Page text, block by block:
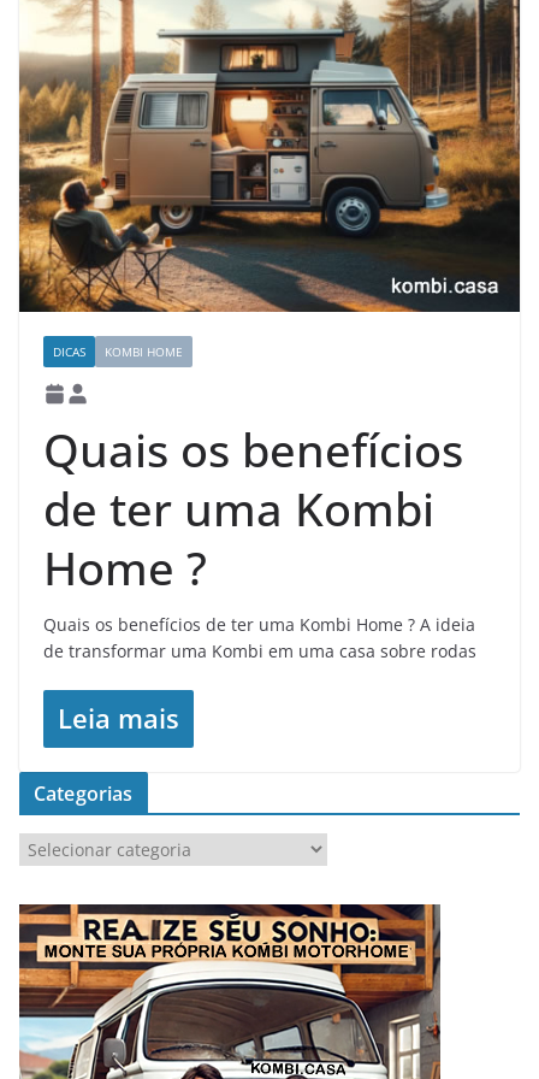
DICAS KOMBI HOME
Quais os benefícios
de ter uma Kombi
Home ?
Quais os benefícios de ter uma Kombi Home ? A ideia
de transformar uma Kombi em uma casa sobre rodas
Leia mais
Categorias
a
e
g
o
r
a